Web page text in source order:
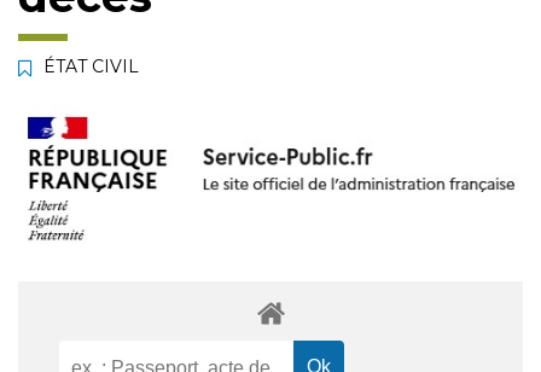
ÉTAT CIVIL